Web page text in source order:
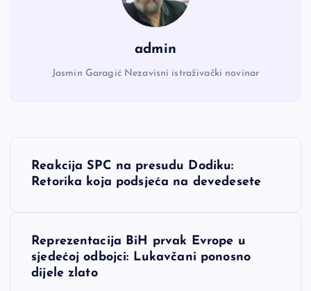
admin
Jasmin Garagić Nezavisni istraživački novinar
NReakcija SPC na presudu Dodiku:
Retorika koja podsjeća na devedesete
Reprezentacija BiH prvak Evrope u
sjedećoj odbojci: Lukavčani ponosno
dijele zlato